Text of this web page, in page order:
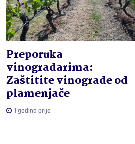
Preporuka
vinogradarima:
Zaštitite vinograde od
plamenjače
1 godina prije